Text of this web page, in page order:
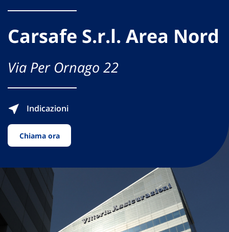
Carsafe S.r.l. Area Nord
Via Per Ornago 22
Indicazioni
Chiama ora